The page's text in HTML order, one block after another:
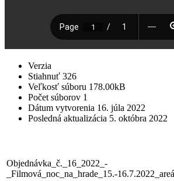
Verzia
Stiahnuť 326
Veľkosť súboru 178.00kB
Počet súborov 1
Dátum vytvorenia 16. júla 2022
Posledná aktualizácia 5. októbra 2022
Objednávka_č._16_2022_-
_Filmová_noc_na_hrade_15.-